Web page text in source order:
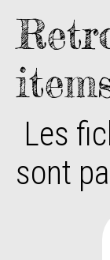
Les
sont